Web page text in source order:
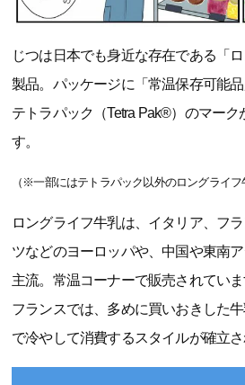
じつは日本でも身近な存在である「
製品。パッケージに「常温保存可能品
テトラパック（Tetra Pak®）のマー
す。
（※一部にはテトラパック以外のロングライフ
ロングライフ牛乳は、イタリア、フ
ツなどのヨーロッパや、中国や東南
主流。常温コーナーで販売されてい
フランスでは、多めに買いおきした
で冷やして消費するスタイルが確立さ